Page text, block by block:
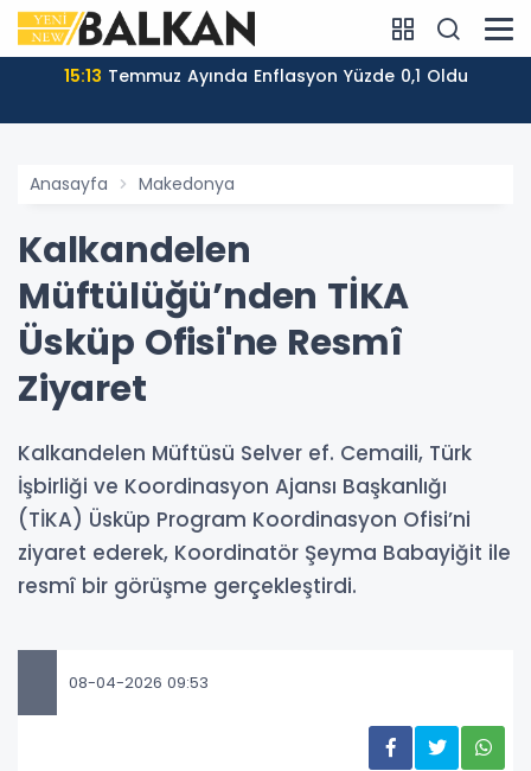
15:13 Temmuz Ayında Enflasyon Yüzde 0,1 Oldu
Anasayfa Makedonya
Kalkandelen
Müftülüğü’nden TİKA
Üsküp Ofisi'ne Resmî
Ziyaret
Kalkandelen Müftüsü Selver ef. Cemaili, Türk
İşbirliği ve Koordinasyon Ajansı Başkanlığı
(TİKA) Üsküp Program Koordinasyon Ofisi’ni
ziyaret ederek, Koordinatör Şeyma Babayiğit ile
resmî bir görüşme gerçekleştirdi.
08-04-2026 09:53